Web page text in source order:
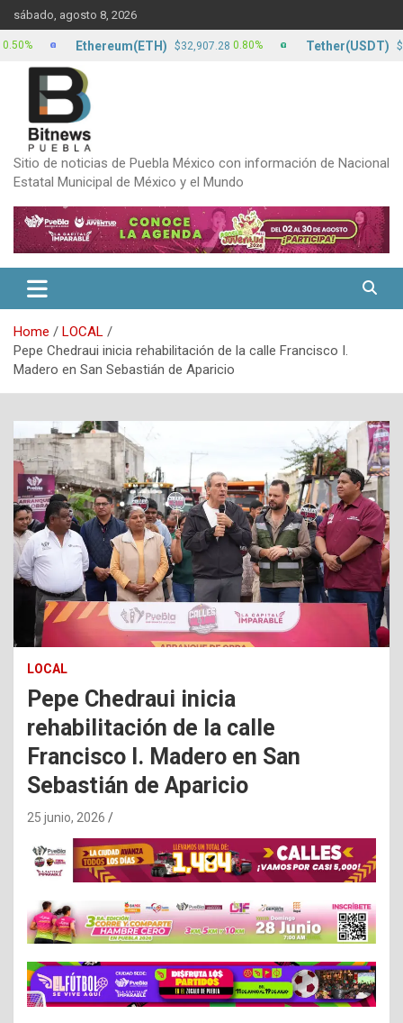
Skip
to
content
sábado, agosto 8, 2026
Sitio de noticias de Puebla México con información de Nacional
Estatal Municipal de México y el Mundo
Home
LOCAL
Pepe Chedraui inicia rehabilitación de la calle Francisco I.
Madero en San Sebastián de Aparicio
LOCAL
Pepe Chedraui inicia
rehabilitación de la calle
Francisco I. Madero en San
Sebastián de Aparicio
25 junio, 2026
Ethereum(ETH) $32,907.28 0.80% Tether(USDT) $17.12